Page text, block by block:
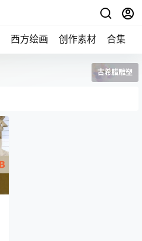
西方绘画 创作素材 合集
古希腊雕塑